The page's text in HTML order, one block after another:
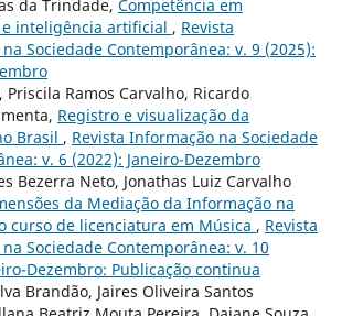
da Trindade, Competência em
inteligência artificial , Revista
Sociedade Contemporânea: v. 9 (2025):
Priscila Ramos Carvalho, Ricardo
Registro e visualização da
Brasil , Revista Informação na Sociedade
v. 6 (2022): Janeiro-Dezembro
Bezerra Neto, Jonathas Luiz Carvalho
da Mediação da Informação na
curso de licenciatura em Música , Revista
Sociedade Contemporânea: v. 10
Dezembro: Publicação continua
Brandão, Jaires Oliveira Santos